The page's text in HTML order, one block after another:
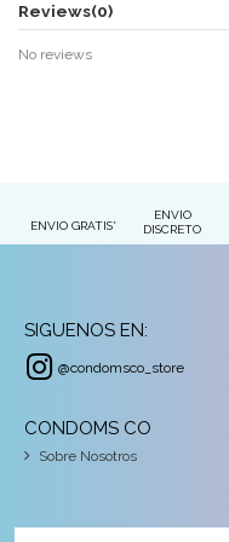
Reviews(0)
No reviews
ENVIO GRATIS*
ENVIO
DISCRETO
SIGUENOS EN:
@condomsco_store
CONDOMS CO
Sobre Nosotros